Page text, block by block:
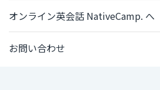
オンライン英会話 NativeCamp. へ
お問い合わせ